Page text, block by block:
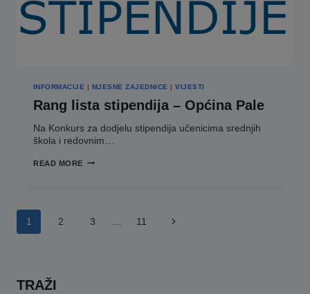
INFORMACIJE | MJESNE ZAJEDNICE |VIJESTI
Rang lista stipendija – Općina Pale
Na Konkurs za dodjelu stipendija učenicima srednjih
škola i redovnim…
READ MORE RANG
Page
navigation
1 2 3 11
Next
TRAŽI